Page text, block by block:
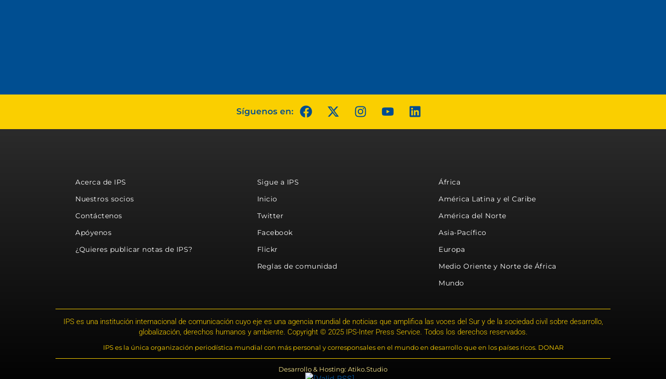
Síguenos en:
Acerca de IPS
Nuestros socios
Contáctenos
Apóyenos
¿Quieres publicar notas de IPS?
Sigue a IPS
Inicio
Twitter
Facebook
Flickr
Reglas de comunidad
África
América Latina y el Caribe
América del Norte
Asia-Pacífico
Europa
Medio Oriente y Norte de África
Mundo
IPS es una institución internacional de comunicación cuyo eje es una agencia mundial de noticias que amplifica las voces del Sur y de la sociedad civil sobre desarrollo,
globalización, derechos humanos y ambiente. Copyright © 2025 IPS-Inter Press Service. Todos los derechos reservados.
IPS es la única organización periodística mundial con más personal y corresponsales en el mundo en desarrollo que en los países ricos. DONAR
Desarrollo & Hosting: Atiko.Studio